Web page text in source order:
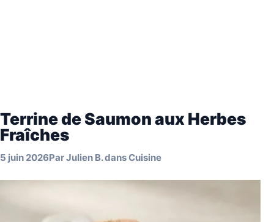
Terrine de Saumon aux Herbes
Fraîches
5 juin 2026ParJulien B.dansCuisine